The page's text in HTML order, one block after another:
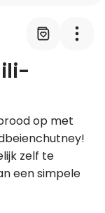
koken als een chef
& blogs
op met
zelf te
een simpele